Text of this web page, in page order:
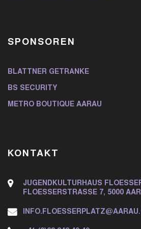
SPONSOREN
BLATTNER GETRÄNKE
BS SECURITY
METRO BOUTIQUE AARAU
KONTAKT
JUGENDKULTURHAUS
FLOESSERSTRASSE 7, 5000